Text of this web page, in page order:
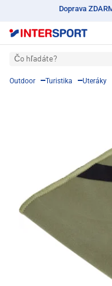
Doprava
Čo hľadáte?
Outdoor Turistika Uteráky